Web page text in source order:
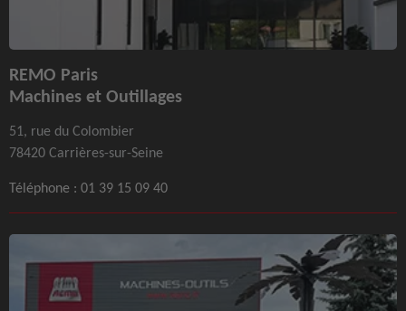
REMO Paris
Machines et Outillages
51, rue du Colombier
78420 Carrières-sur-Seine
Téléphone : 01 39 15 09 40